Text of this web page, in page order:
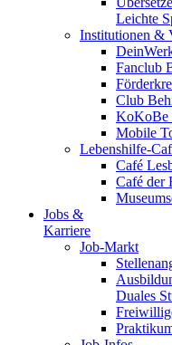
Leichte
Institutionen &
Fanclub
Club
KoKoBe
Mobile
Lebenshilfe-
Café
Café der
Jobs &
Karriere
Job-Markt
Duales